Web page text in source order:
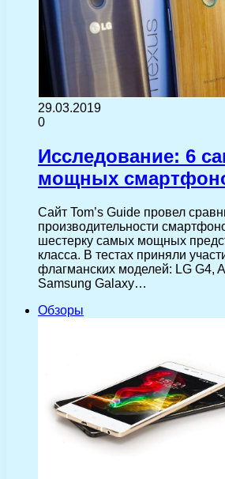
29.03.2019
0
Исследование: 6
мощных
Сайт Tom’s Guide провел
производительности
шестерку самых мощных
класса. В тестах приняли
флагманских моделей: LG G4,
Samsung Galaxy…
Обзоры